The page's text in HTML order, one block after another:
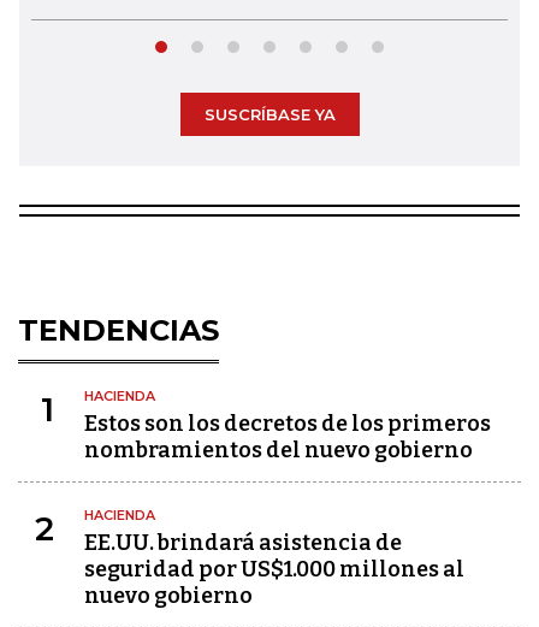
SUSCRÍBASE YA
TENDENCIAS
1 HACIENDA
Estos son los decretos de los primeros
nombramientos del nuevo gobierno
2 HACIENDA
EE.UU. brindará asistencia de
seguridad por US$1.000 millones al
nuevo gobierno